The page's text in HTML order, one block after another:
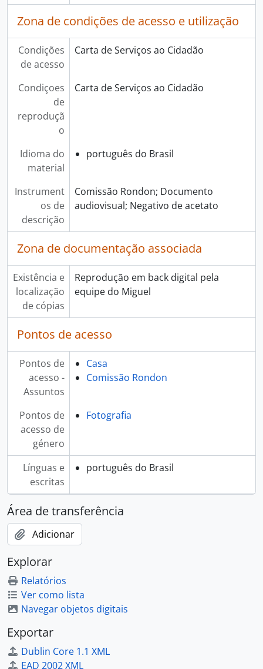
Zona de condições de acesso e utilização
Condições
de acesso
Carta de Serviços ao Cidadão
Condiçoes
de
reproduçã
o
Carta de Serviços ao Cidadão
Idioma do
material
português do Brasil
Instrument
os de
descrição
Comissão Rondon; Documento
audiovisual; Negativo de acetato
Zona de documentação associada
Existência e
localização
de cópias
Reprodução em back digital pela
equipe do Miguel
Pontos de acesso
Pontos de
acesso -
Assuntos
Casa
Comissão Rondon
Pontos de
acesso de
género
Fotografia
Línguas e
escritas
português do Brasil
Área de transferência
Adicionar
Explorar
Relatórios
Ver como lista
Navegar objetos digitais
Exportar
Dublin Core 1.1 XML
EAD 2002 XML